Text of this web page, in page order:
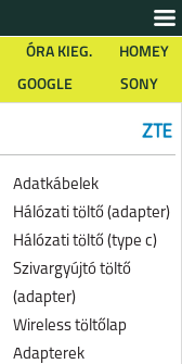
ÓRA KIEG.
HOMEY
GOOGLE SONY
Adatkábelek
Hálózati töltő (adapter)
Hálózati töltő (type c)
Szivargyújtó töltő
(adapter)
Wireless töltőlap
Adapterek